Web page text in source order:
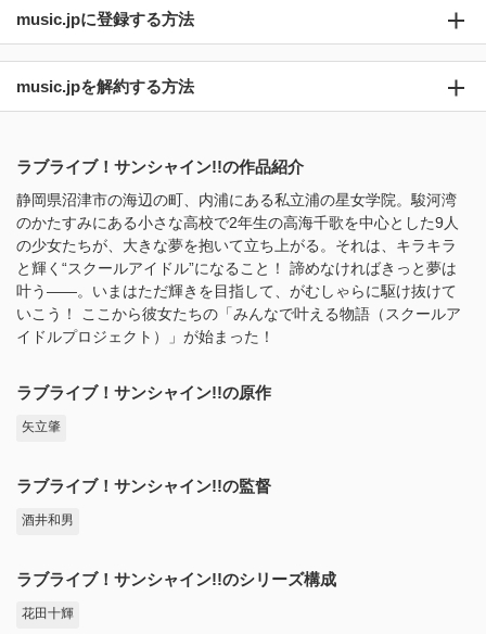
music.jpに登録する方法
music.jpを解約する方法
ラブライブ！サンシャイン!!の作品紹介
静岡県沼津市の海辺の町、内浦にある私立浦の星女学院。駿河湾
のかたすみにある小さな高校で2年生の高海千歌を中心とした9人
の少女たちが、大きな夢を抱いて立ち上がる。それは、キラキラ
と輝く“スクールアイドル”になること！ 諦めなければきっと夢は
叶う――。いまはただ輝きを目指して、がむしゃらに駆け抜けて
いこう！ ここから彼女たちの「みんなで叶える物語（スクールア
イドルプロジェクト）」が始まった！
ラブライブ！サンシャイン!!の原作
矢立肇
ラブライブ！サンシャイン!!の監督
酒井和男
ラブライブ！サンシャイン!!のシリーズ構成
花田十輝